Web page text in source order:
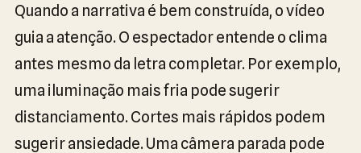
Quando a narrativa é bem construída, o vídeo
guia a atenção. O espectador entende o clima
antes mesmo da letra completar. Por exemplo,
uma iluminação mais fria pode sugerir
distanciamento. Cortes mais rápidos podem
sugerir ansiedade. Uma câmera parada pode